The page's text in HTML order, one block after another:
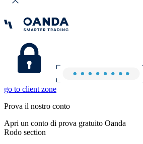
go to client zone
Prova il nostro conto
Apri un conto di prova gratuito Oanda
Rodo section